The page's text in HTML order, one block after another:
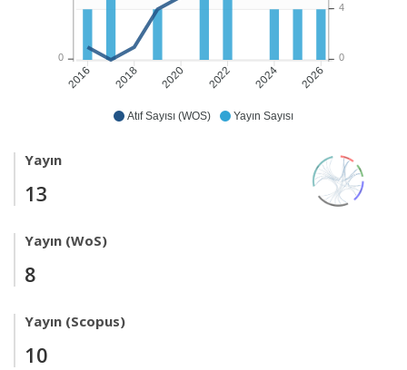
Atıf Sayısı (WOS) Yayın Sayısı
2016 2018 2020 2022 2024 2026
4
0
0
Yayın
13
Yayın (WoS)
8
Yayın (Scopus)
10